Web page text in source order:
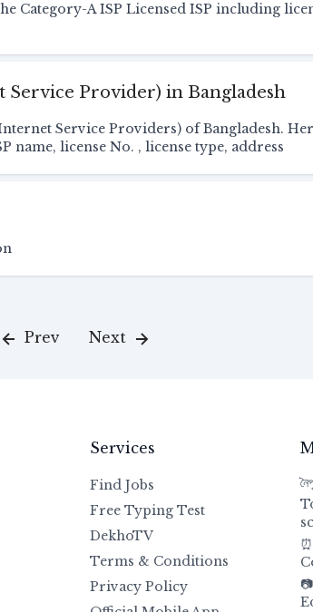
Category-A ISP Licensed ISP including
Provider) in Bangladesh
Service Providers) of Bangladesh.
name, license No. , license type, address
Prev Next
Services
Find Jobs
Free Typing Test
DekhoTV
Terms & Conditions
Privacy Policy